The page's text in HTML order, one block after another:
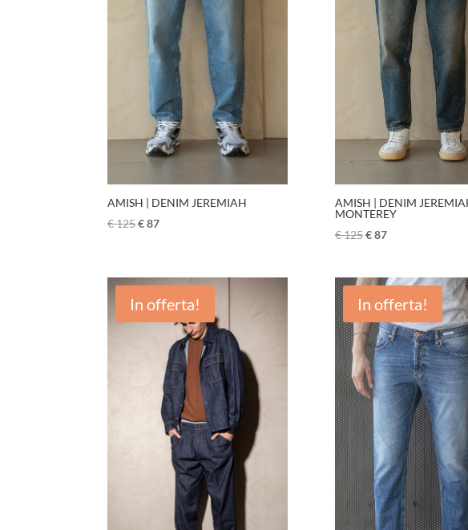
AMISH | DENIM JEREMIAH
€125€87
AMISH | DENIM
MONTEREY
€125€87
In offerta! In offerta!